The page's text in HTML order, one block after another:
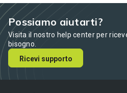
Possiamo aiutarti?
Visita il nostro help center per
bisogno.
Ricevi supporto